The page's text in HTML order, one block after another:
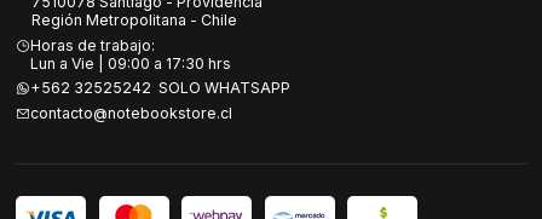
Región Metropolitana - Chile
Horas de trabajo:
Lun a Vie | 09:00 a 17:30 hrs
+562 32525242 SOLO WHATSAPP
contacto@notebookstore.cl